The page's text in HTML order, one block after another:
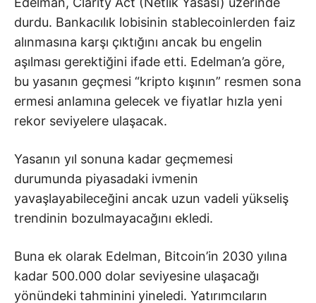
durdu. Bankacılık lobisinin stablecoinlerden faiz
alınmasına karşı çıktığını ancak bu engelin
aşılması gerektiğini ifade etti. Edelman’a göre,
bu yasanın geçmesi “kripto kışının” resmen sona
ermesi anlamına gelecek ve fiyatlar hızla yeni
rekor seviyelere ulaşacak.
Yasanın yıl sonuna kadar geçmemesi
durumunda piyasadaki ivmenin
yavaşlayabileceğini ancak uzun vadeli yükseliş
trendinin bozulmayacağını ekledi.
Buna ek olarak Edelman, Bitcoin’in 2030 yılına
kadar 500.000 dolar seviyesine ulaşacağı
yönündeki tahminini yineledi. Yatırımcıların